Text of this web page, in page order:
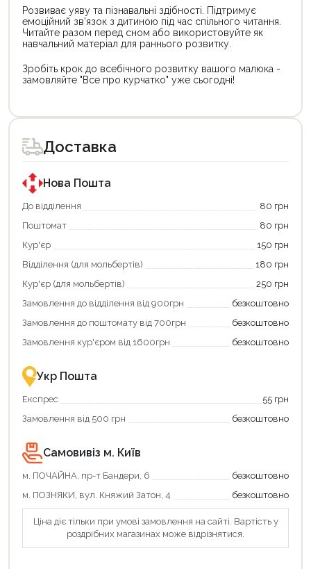
Розвиває уяву та пізнавальні здібності. Підтримує
емоційний зв'язок з дитиною під час спільного читання.
Читайте разом перед сном або використовуйте як
навчальний матеріал для раннього розвитку.
Зробіть крок до всебічного розвитку вашого малюка -
замовляйте "Все про курчатко" уже сьогодні!
товар
для
покупки
державною
програмою
єКнига.
Використовуйте
карту
щоб
зекономити
та
отримати
переваги!
картою
єКнига
–
зручно
та
товар
для
покупки
державною
програмою
«Національний
кешбек».
покупку
«Національний
кешбек»
та
отримуйте
повернення
Економте
більше
разом
державною
підтримкою!
Доставка
Нова Пошта
До відділення
80 грн
Поштомат
80 грн
Кур'єр
150 грн
Відділення (для мольбертів)
180 грн
Кур'єр (для мольбертів)
250 грн
Замовлення до відділення від 900грн
безкоштовно
Замовлення до поштомату від 700грн
безкоштовно
Замовлення кур'єром від 1600грн
безкоштовно
Укр Пошта
Експрес
55 грн
Замовлення від 500 грн
безкоштовно
Самовивіз м. Київ
м. ПОЧАЙНА, пр-т Бандери, 6
безкоштовно
м. ПОЗНЯКИ, вул. Княжий Затон, 4
безкоштовно
Ціна діє тільки при умові замовлення на сайті. Вартість у
роздрібних магазинах може відрізнятися.